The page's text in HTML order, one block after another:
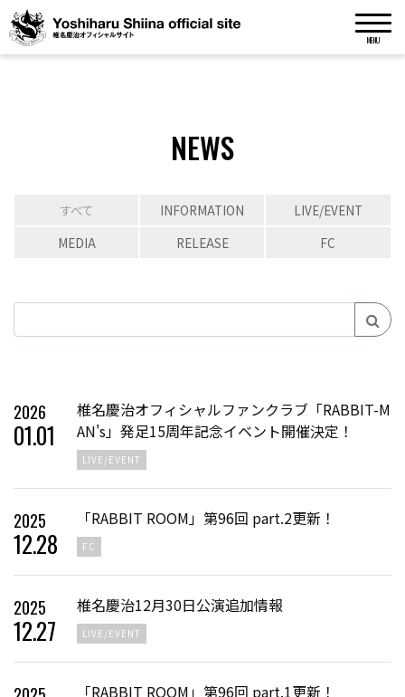
MENU
NEWS
すべて INFORMATION
LIVE/EVENT
MEDIA
RELEASE FC
2026
01.01
椎名慶治オフィシャルファンクラブ「RABBIT-M
AN's」発足15周年記念イベント開催決定！
LIVE/EVENT
2025
12.28
「RABBIT ROOM」第96回 part.2更新！
FC
2025
12.27
椎名慶治12月30日公演追加情報
LIVE/EVENT
「RABBIT ROOM」第96回 part.1更新！